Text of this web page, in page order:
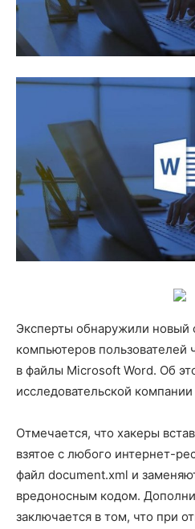
Эксперты обнаружили новый
компьютеров пользователей
в файлы Microsoft Word. Об
исследовательской
Отмечается, что хакеры
взятое с любого интернет-
файл document.xml и
вредоносным кодом.
заключается в том, что при